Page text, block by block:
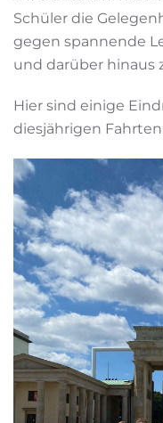
Schüler die
gegen spannende
und darüber hinaus
Hier sind einige
diesjährigen